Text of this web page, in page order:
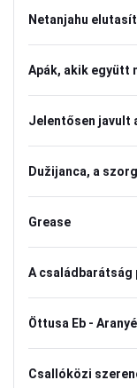
Netanjahu
Apák, akik együtt
Jelentősen javult
Dužijanca, a
Grease
A családbarátság
Öttusa Eb -
Csallóközi